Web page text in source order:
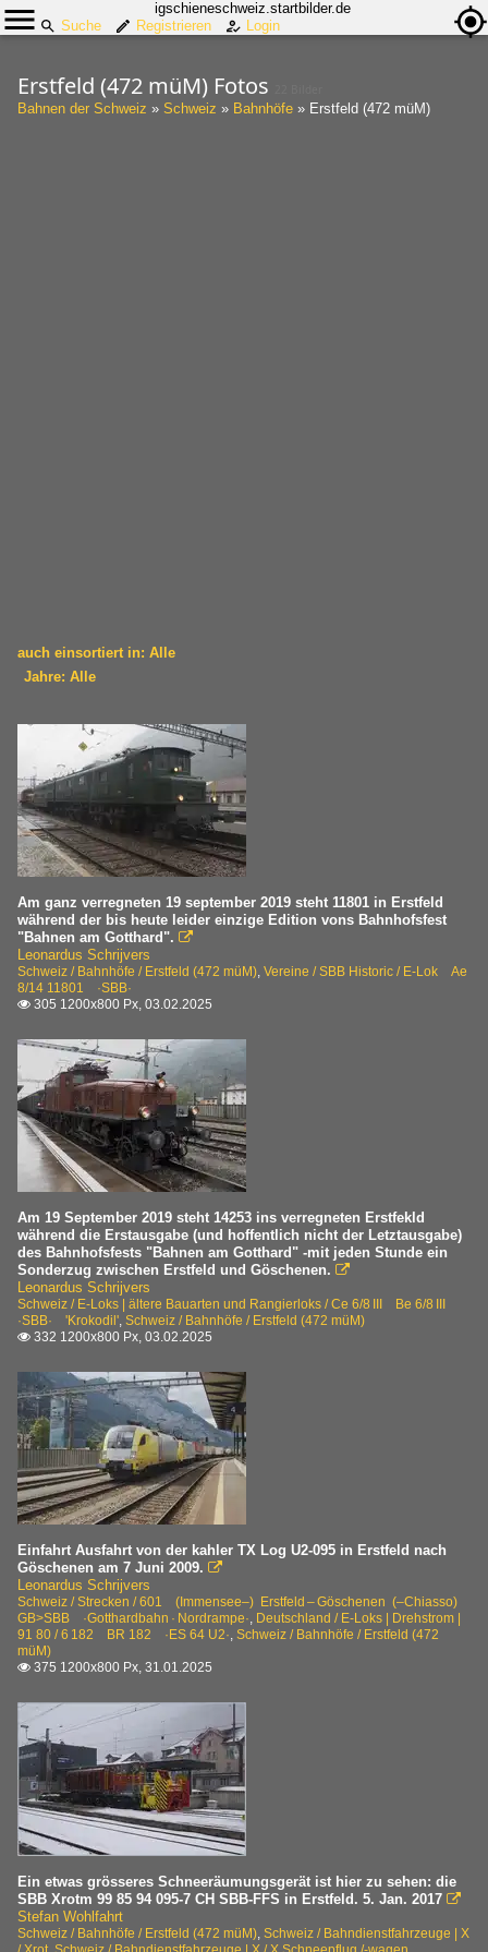
igschieneschweiz.startbilder.de
Suche
Registrieren Login
Erstfeld (472 müM) Fotos
Bahnen der Schweiz » Schweiz » Bahnhöfe » Erstfeld (472 müM)
auch einsortiert in: Alle
Deutschland
E-Loks | Drehstrom | 91 80
6 182 BR 182 ·ES 64 U2·
Schweiz
Bahndienstfahrzeuge | X
X Schneepflug /-wagen
Xrot
E-Loks | 91 85
4 460 Re 460 ·SBB·
4 610 Ae 610 Ae 6/6 ·SBB·
E-Loks | ältere Bauarten und Rangierloks
Ce 6/8 II Be 6/8 II ·SBB· 'Krokodil'
Ce 6/8 III Be 6/8 III ·SBB· 'Krokodil'
E-Loks | Fahrzeuge ausländischer Baureihen
BR 185
Personenwagen | ältere Bauart
Leichtstahlwagen
Sonderfahrten und Bahnfeste
Sonstige
Strecken
601 (Immensee–) Erstfeld – Göschenen (–Chiasso)
601 Immensee – Arth-Goldau – Erstfeld (–Chiasso)
Triebzüge | 93 85 HGV
0 501 RABe 501 ·SBB· Giruno
Triebzüge | 94 85
0 523 RABe 523 ·SBB· Flirt CH
0 524 RABe 524 ·SBB· Flirt CH+I
7 526 RABe 526 ·SOB· Flirt⁠ 3 Traverso
Triebzüge | ältere Bauart
BDe 4/4 · CFe 4/4 ·SBB·
Jahre: Alle
Alle Jahre
2010
2017
2019
2020
2021
2022
2023
Am ganz verregneten 19 september 2019 steht 11801 in Erstfeld
während der bis heute leider einzige Edition vons Bahnhofsfest
"Bahnen am Gotthard". 
Leonardus Schrijvers
Schweiz / Bahnhöfe / Erstfeld (472 müM), Vereine / SBB Historic / E-Lok Ae
8/14 11801 ·SBB·
 305 1200x800 Px, 03.02.2025
Am 19 September 2019 steht 14253 ins verregneten Erstfekld
während die Erstausgabe (und hoffentlich nicht der Letztausgabe)
des Bahnhofsfests "Bahnen am Gotthard" -mit jeden Stunde ein
Sonderzug zwischen Erstfeld und Göschenen. 
Leonardus Schrijvers
Schweiz / E-Loks | ältere Bauarten und Rangierloks / Ce 6/8 III Be 6/8 III
·SBB· 'Krokodil', Schweiz / Bahnhöfe / Erstfeld (472 müM)
 332 1200x800 Px, 03.02.2025
Einfahrt Ausfahrt von der kahler TX Log U2-095 in Erstfeld nach
Göschenen am 7 Juni 2009. 
Leonardus Schrijvers
Schweiz / Strecken / 601 (Immensee–) Erstfeld – Göschenen (–Chiasso)
GB>SBB ·Gotthardbahn · Nordrampe·, Deutschland / E-Loks | Drehstrom |
91 80 / 6 182 BR 182 ·ES 64 U2·, Schweiz / Bahnhöfe / Erstfeld (472
müM)
 375 1200x800 Px, 31.01.2025
Ein etwas grösseres Schneeräumungsgerät ist hier zu sehen: die
SBB Xrotm 99 85 94 095-7 CH SBB-FFS in Erstfeld. 5. Jan. 2017 
Stefan Wohlfahrt
Schweiz / Bahnhöfe / Erstfeld (472 müM), Schweiz / Bahndienstfahrzeuge | X